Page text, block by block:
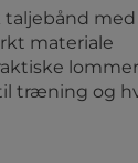
taljebånd
materiale
lommer
træning og